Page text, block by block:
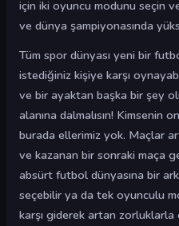
için iki oyuncu modunu seçin
ve dünya şampiyonasında
Tüm spor dünyası yeni bir
istediğiniz kişiye karşı
ve bir ayaktan başka bir şey
alanına dalmalısın! Kimsenin
burada ellerimiz yok. Maçlar
ve kazanan bir sonraki maça
absürt futbol dünyasına bir
seçebilir ya da tek oyunculu
karşı giderek artan